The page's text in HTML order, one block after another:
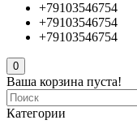
+79103546754
+79103546754
+79103546754
0
Ваша корзина пуста!
Категории